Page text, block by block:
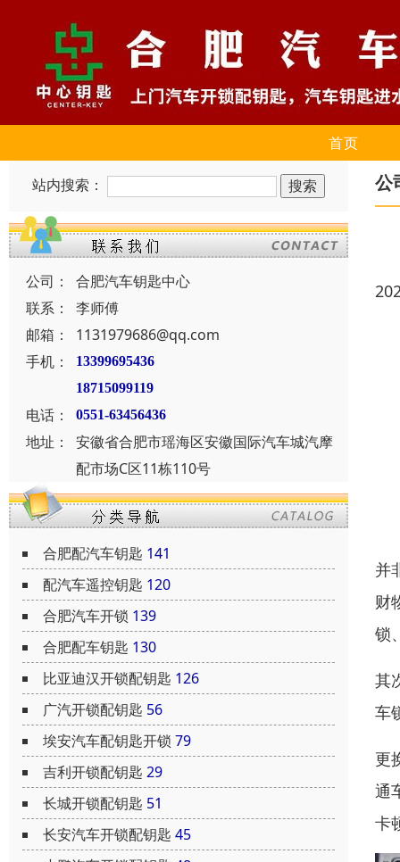
首页
站内搜索：
公司：
合肥汽车钥匙中心
联系：
李师傅
邮箱：
1131979686@qq.com
手机：
13399695436
18715099119
电话： 0551-63456436
地址：
安徽省合肥市瑶海区安徽国际汽车城汽摩
配市场C区11栋110号
合肥配汽车钥匙 141
配汽车遥控钥匙 120
合肥汽车开锁 139
合肥配车钥匙 130
比亚迪汉开锁配钥匙 126
广汽开锁配钥匙 56
埃安汽车配钥匙开锁 79
吉利开锁配钥匙 29
长城开锁配钥匙 51
长安汽车开锁配钥匙 45
公
并
财
锁
其
车
更
通
卡